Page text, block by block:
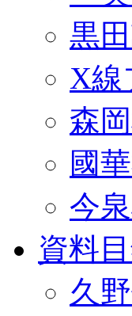
黒
X線
森
國
今
資料
久